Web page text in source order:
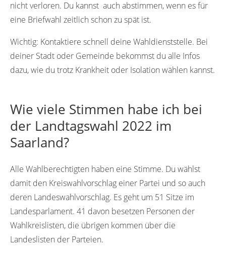
nicht verloren. Du kannst auch abstimmen, wenn es für
eine Briefwahl zeitlich schon zu spät ist.
Wichtig: Kontaktiere schnell deine Wahldienststelle. Bei
deiner Stadt oder Gemeinde bekommst du alle Infos
dazu, wie du trotz Krankheit oder Isolation wählen kannst.
Wie viele Stimmen habe ich bei
der Landtagswahl 2022 im
Saarland?
Alle Wahlberechtigten haben eine Stimme. Du wählst
damit den Kreiswahlvorschlag einer Partei und so auch
deren Landeswahlvorschlag. Es geht um 51 Sitze im
Landesparlament. 41 davon besetzen Personen der
Wahlkreislisten, die übrigen kommen über die
Landeslisten der Parteien.